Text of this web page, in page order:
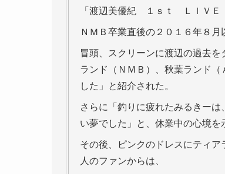
「渡辺美優紀 １ｓｔ ＬＩＶＥ
ＮＭＢ卒業直後の２０１６年８
冒頭、スクリーンに渡辺の過去
ランド（ＮＭＢ）、秋葉ランド（
した」と紹介された。
さらに「釣りに疲れたみるきー
い夢でした」と、休業中の心境を
その後、ピンクのドレスにティ
人のファンからは、